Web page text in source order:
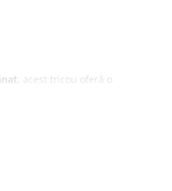
, acest tricou oferă o